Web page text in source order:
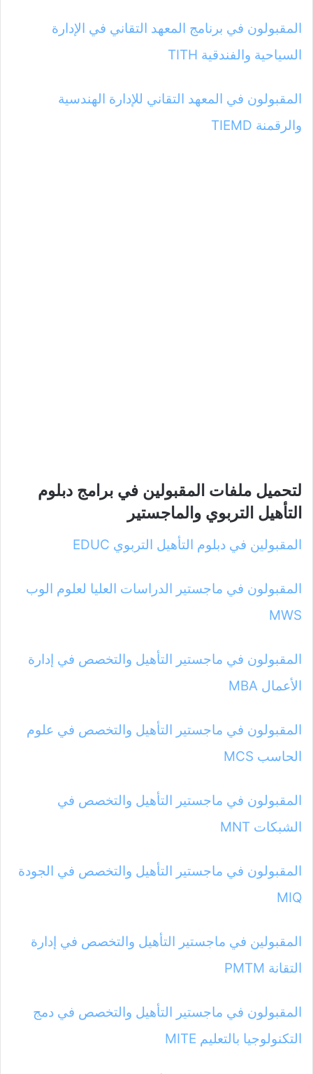
المقبولون في برنامج المعهد التقاني في الإدارة
السياحية والفندقية TITH
المقبولون في المعهد التقاني للإدارة الهندسية
والرقمنة TIEMD
لتحميل ملفات المقبولين في برامج دبلوم
التأهيل التربوي والماجستير
المقبولين في دبلوم التأهيل التربوي EDUC
المقبولون في ماجستير الدراسات العليا لعلوم الوب
MWS
المقبولون في ماجستير التأهيل والتخصص في إدارة
الأعمال MBA
المقبولون في ماجستير التأهيل والتخصص في علوم
الحاسب MCS
المقبولون في ماجستير التأهيل والتخصص في
الشبكات MNT
المقبولون في ماجستير التأهيل والتخصص في الجودة
MIQ
المقبولين في ماجستير التأهيل والتخصص في إدارة
التقانة PMTM
المقبولون في ماجستير التأهيل والتخصص في دمج
التكنولوجيا بالتعليم MITE